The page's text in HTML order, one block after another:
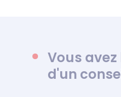
Vous
d'un